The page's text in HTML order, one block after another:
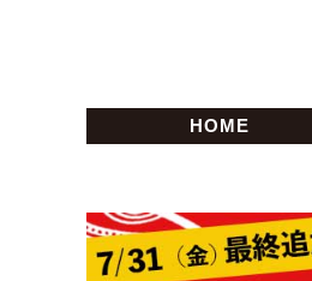
HOME